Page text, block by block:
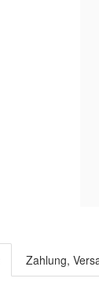
Zahlung,